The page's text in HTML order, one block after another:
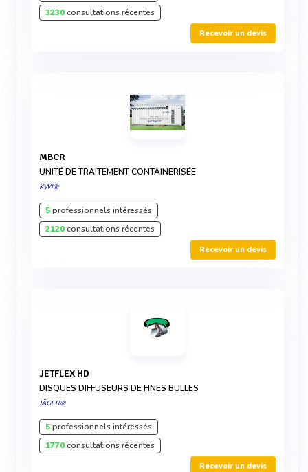
3230consultations récentes
Recevoir un devis
MBCR
UNITÉ DE TRAITEMENT CONTAINERISÉE
KWI®
5professionnels intéressés
2120consultations récentes
Recevoir un devis
JETFLEX HD
DISQUES DIFFUSEURS DE FINES BULLES
JÄGER®
5professionnels intéressés
1770consultations récentes
Recevoir un devis